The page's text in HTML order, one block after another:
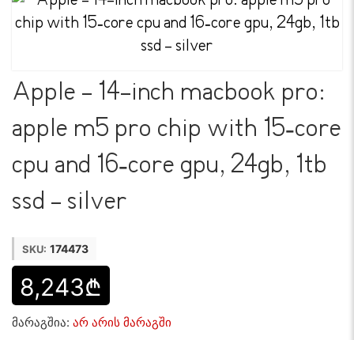
Apple - 14-inch macbook pro:
apple m5 pro chip with 15‑core
cpu and 16‑core gpu, 24gb, 1tb
ssd - silver
SKU: 174473
8,243₾
მარაგშია: არ არის მარაგში